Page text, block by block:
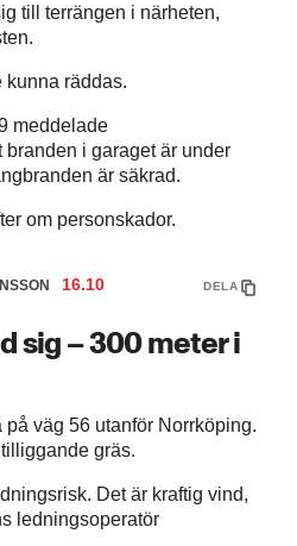
till terrängen i närheten,
kunna räddas.
meddelade
branden i garaget är under
är säkrad.
om personskador.
16.10 DELA
sig – 300 meter i
väg 56 utanför Norrköping.
gräs.
Det är kraftig vind,
ledningsoperatör